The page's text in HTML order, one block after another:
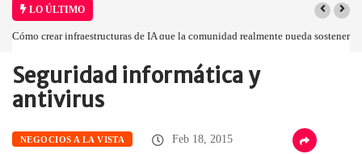
LO ÚLTIMO
Cómo crear infraestructuras de IA que la comunidad realmente pueda sostener
Home Negocios a la Vista Seguridad informática y…
Seguridad informática y
antivirus
NEGOCIOS A LA VISTA Feb 18, 2015